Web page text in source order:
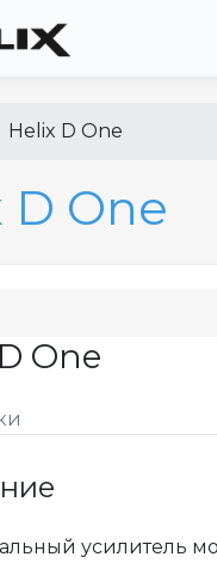
Helix D One
D One
One
усилитель